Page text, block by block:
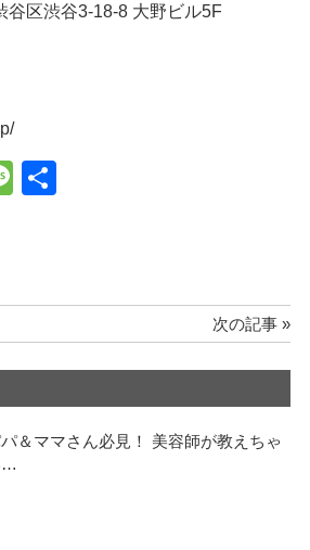
谷区渋谷3-18-8 大野ビル5F
M
g
e
次の記事 »
＆ママさん必見！ 美容師が教えちゃ
…